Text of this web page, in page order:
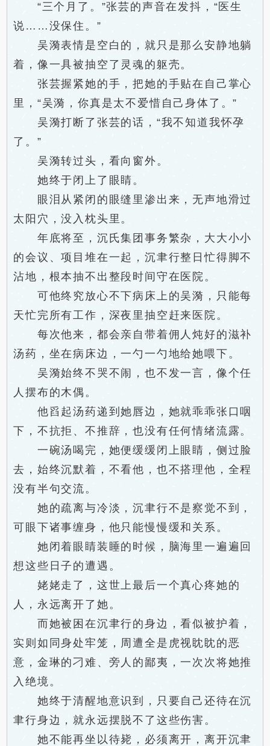
“三个月了。”张芸的声音在发抖，“医生
说……没保住。”
吴漪表情是空白的，就只是那么安静地躺
着，像一具被抽空了灵魂的躯壳。
张芸握紧她的手，把她的手贴在自己掌心
里，“吴漪，你真是太不爱惜自己身体了。”
吴漪打断了张芸的话，“我不知道我怀孕
了。”
吴漪转过头，看向窗外。
她终于闭上了眼睛。
眼泪从紧闭的眼缝里渗出来，无声地滑过
太阳穴，没入枕头里。
年底将至，沉氏集团事务繁杂，大大小小
的会议、项目堆在一起，沉聿行整日忙得脚不
沾地，根本抽不出整段时间守在医院。
可他终究放心不下病床上的吴漪，只能每
天忙完所有工作，深夜里抽空赶来医院。
每次他来，都会亲自带着佣人炖好的滋补
汤药，坐在病床边，一勺一勺地给她喂下。
吴漪始终不哭不闹，也不发一言，像个任
人摆布的木偶。
他舀起汤药递到她唇边，她就乖乖张口咽
下，不抗拒、不推辞，也没有任何情绪流露。
一碗汤喝完，她便缓缓闭上眼睛，侧过脸
去，始终沉默着，不看他，也不搭理他，全程
没有半句交流。
她的疏离与冷淡，沉聿行不是察觉不到，
可眼下诸事缠身，他只能慢慢缓和关系。
她闭着眼睛装睡的时候，脑海里一遍遍回
想这些日子的遭遇。
姥姥走了，这世上最后一个真心疼她的
人，永远离开了她。
而她被困在沉聿行的身边，看似被护着，
实则如同身处牢笼，周遭全是虎视眈眈的恶
意，金琳的刁难、旁人的鄙夷，一次次将她推
入绝境。
她终于清醒地意识到，只要自己还待在沉
聿行身边，就永远摆脱不了这些伤害。
她不能再坐以待毙，必须离开，离开沉聿